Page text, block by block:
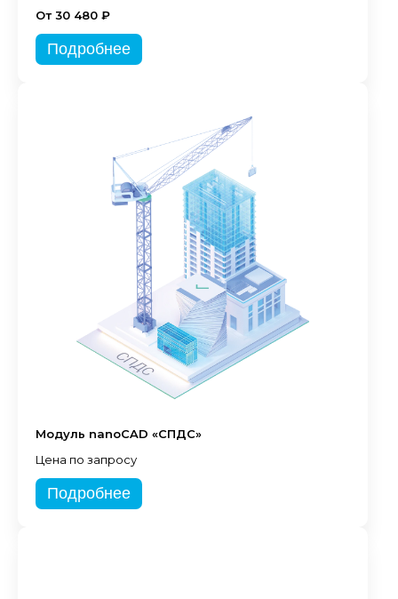
От 30 480 ₽
Подробнее
Модуль nanoCAD «СПДС»
Цена по запросу
Подробнее